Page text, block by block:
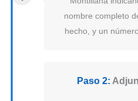
nombre completo
hecho, y un
Paso 2: